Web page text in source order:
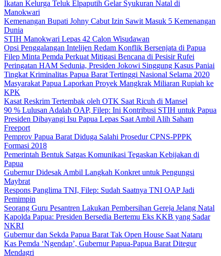
Ikatan Kelurga Teluk Elpaputih Gelar Syukuran Natal di
Manokwari
Kemenangan Bupati Johny Cabut Izin Sawit Masuk 5 Kemenangan
Dunia
STIH Manokwari Lepas 42 Calon Wisudawan
Opsi Penggalangan Intelijen Redam Konflik Bersenjata di Papua
Filep Minta Pemda Perkuat Mitigasi Bencana di Pesisir Rufei
Peringatan HAM Sedunia, Presiden Jokowi Singgung Kasus Paniai
Tingkat Kriminalitas Papua Barat Tertinggi Nasional Selama 2020
Masyarakat Papua Laporkan Proyek Mangkrak Miliaran Rupiah ke
KPK
Kasat Reskrim Tertembak oleh OTK Saat Ricuh di Mansel
90 % Lulusan Adalah OAP, Filep: Ini Kontribusi STIH untuk Papua
Presiden Dibayangi Isu Papua Lepas Saat Ambil Alih Saham
Freeport
Pemprov Papua Barat Diduga Salahi Prosedur CPNS-PPPK
Formasi 2018
Pemerintah Bentuk Satgas Komunikasi Tegaskan Kebijakan di
Papua
Gubernur Didesak Ambil Langkah Konkret untuk Pengungsi
Maybrat
Respons Panglima TNI, Filep: Sudah Saatnya TNI OAP Jadi
Pemimpin
Seorang Guru Pesantren Lakukan Pembersihan Gereja Jelang Natal
Kapolda Papua: Presiden Bersedia Bertemu Eks KKB yang Sadar
NKRI
Gubernur dan Sekda Papua Barat Tak Open House Saat Nataru
Kas Pemda ‘Ngendap’, Gubernur Papua-Papua Barat Ditegur
Mendagri